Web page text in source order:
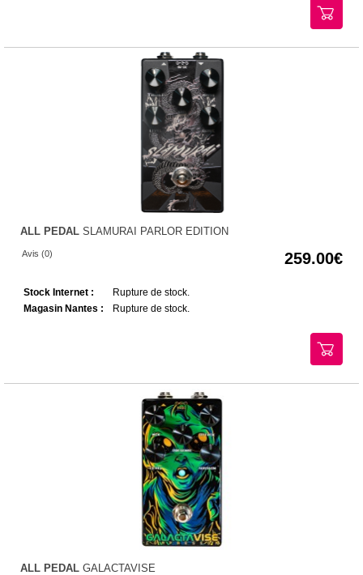
ALL PEDAL SLAMURAI PARLOR EDITION
Avis (0) 259.00
Stock Internet :
Rupture de stock.
Magasin Nantes :
Rupture de stock.
ALL PEDAL GALACTAVISE